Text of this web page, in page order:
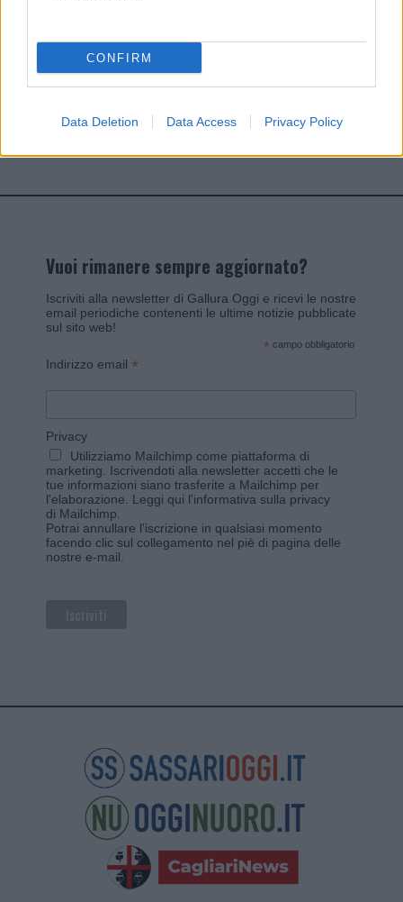
CONFIRM
Data Deletion Data Access Privacy Policy
Vuoi rimanere sempre aggiornato?
Iscriviti alla newsletter di Gallura Oggi e ricevi le nostre
email periodiche contenenti le ultime notizie pubblicate
sul sito web!
* campo obbligatorio
Indirizzo email *
Privacy
Utilizziamo Mailchimp come piattaforma di
marketing. Iscrivendoti alla newsletter accetti che le
tue informazioni siano trasferite a Mailchimp per
l'elaborazione. Leggi qui l'informativa sulla privacy
di Mailchimp
Potrai annullare l'iscrizione in qualsiasi momento
facendo clic sul collegamento nel piè di pagina delle
nostre e-mail.